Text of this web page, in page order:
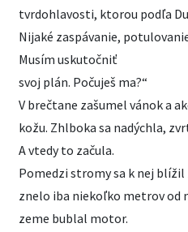
tvrdohlavosti, ktorou podľa
Nijaké zaspávanie,
Musím uskutočniť
svoj plán. Počuješ ma?“
V brečtane zašumel vánok a
kožu. Zhlboka sa nadýchla,
A vtedy to začula.
Pomedzi stromy sa k nej blížil
znelo iba niekoľko metrov od
zeme bublal motor.